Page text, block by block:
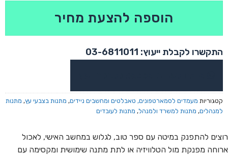
הוספה להצעת מחיר
התקשרו לקבלת ייעוץ: 03-6811011
קטגוריות מעמדים לסמארטפונים, טאבלטים ומחשבים ניידים, מתנות בצבעי עץ, מתנות
למנהלים, מתנות למשרד ולמנהל, מתנות לעובדים
רוצים להתפנק במיטה עם ספר טוב, לגלוש במחשב האישי, לאכול
ארוחה מפנקת מול הטלוויזיה או לתת מתנה שימושית ומקסימה עם